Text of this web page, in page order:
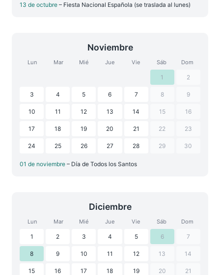
13 de octubre – Fiesta Nacional Española (se traslada al lunes)
Noviembre
Lun Mar Mié Jue Vie Sáb Dom
1 2
3 4 5 6 7 8 9
10 11 12 13 14 15 16
17 18 19 20 21 22 23
24 25 26 27 28 29 30
01 de noviembre – Día de Todos los Santos
Diciembre
Lun Mar Mié Jue Vie Sáb Dom
1 2 3 4 5 6 7
8 9 10 11 12 13 14
15 16 17 18 19 20 21